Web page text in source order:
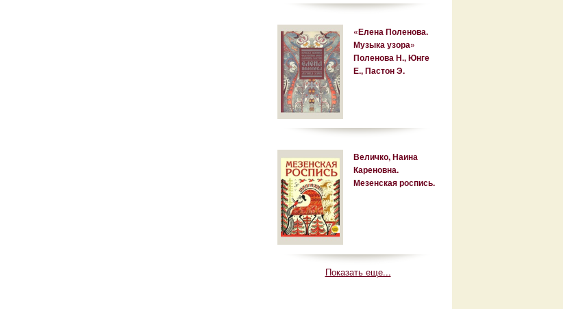
«Елена Поленова.
Музыка узора»
Поленова Н., Юнге
Е., Пастон Э.
Величко, Наина
Кареновна.
Мезенская роспись.
Показать еще...